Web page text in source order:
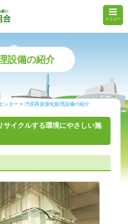
メニュー
設備の紹介
ンター 汚泥再資源化処理設備の紹介
サイクルする環境にやさしい施